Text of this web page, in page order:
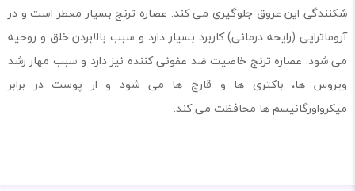
شکنندگی این عروق جلوگیری می کند. عصاره ترنج بسیار معطر است و در
آروماتراپی (رایحه درمانی) کاربرد بسیار دارد و سبب بالابردن خلق و روحیه
می شود. عصاره ترنج خاصیت ضد عفونی کننده نیز دارد و سبب مهار رشد
ویروس ها، باکتری ها و قارچ ها می شود و از پوست در برابر
میکرواورگانیسم ها محافظت می کند.